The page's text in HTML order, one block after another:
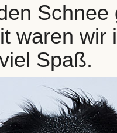
waren wir
Spaß.